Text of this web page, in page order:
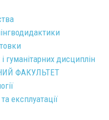
гуманітарних дисциплін
ФАКУЛЬТЕТ
експлуатації